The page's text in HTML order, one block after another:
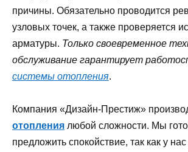
причины. Обязательно проводится
узловых точек, а также проверяется
арматуры. Только своевременное
обслуживание гарантирует
системы отопления.
Компания «Дизайн-Престиж»
отопления любой сложности. Мы
предложить спокойствие, так как у